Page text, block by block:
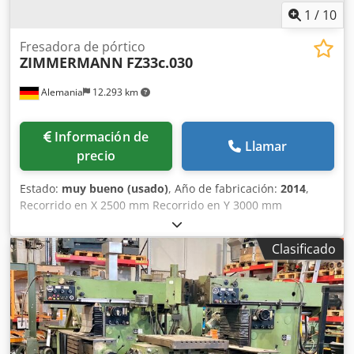
1 / 10
Alemania 12.293 km
Fresadora de pórtico
ZIMMERMANN FZ33c.030
Información de
precio
Llamar
Estado: muy bueno (usado), Año de fabricación: 2014,
Recorrido en X 2500 mm Recorrido en Y 3000 mm
Recorrido en Z 1250 mm Control HEIDENHAIN iTNC530
Velocidad del husillo - infinitamente variable 22000 rpm
Eje C ±300° Cabezal basculante ±110° Portaherramientas
HSK 63 A Cambiador automático de herramientas de 50
posiciones Potencia total requerida 130 kW Peso de la
máquina aprox. 53,5 t Espacio requerido aprox. 7,6 x 7,3 x
5,7 m Esta ZIMMERMANN FZ33c está disponible de
inmediato y en buen estado. - Husillo NUEVO instalado
Clasificado